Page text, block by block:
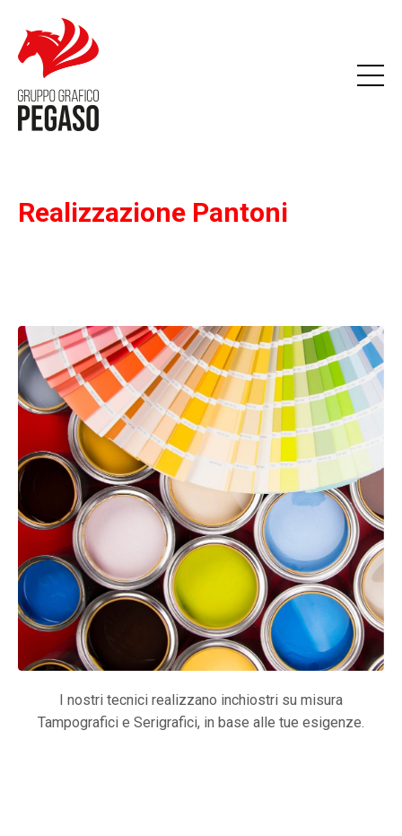
Realizzazione Pantoni
I nostri tecnici realizzano inchiostri su misura
Tampografici e Serigrafici, in base alle tue esigenze.